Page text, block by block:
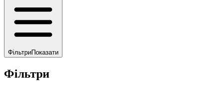
ФільтриПоказати
Фільтри